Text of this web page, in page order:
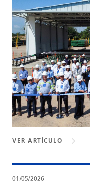
VER ARTÍCULO
01/05/2026